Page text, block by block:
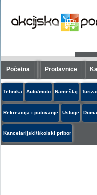
Početna Prodavnice
Tehnika Auto/moto Nameštaj
Rekreacija i putovanje Usluge
Kancelarijski/školski pribor